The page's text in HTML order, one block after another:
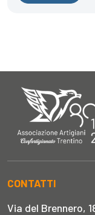
CONTATTI
Via del Brennero,